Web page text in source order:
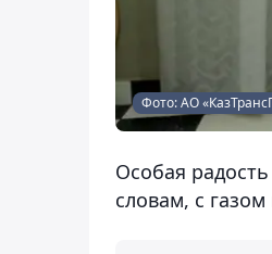
Фото: АО
Особая
словам, с